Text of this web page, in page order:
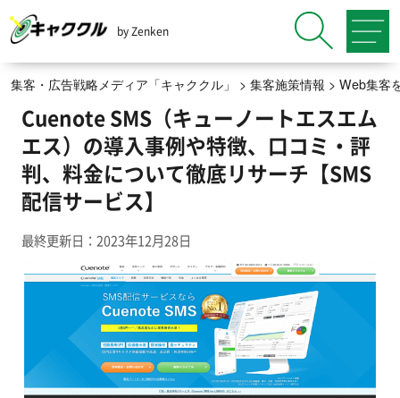
by Zenken
集客・広告戦略メディア「キャククル」 > 集客施策情報 > Web集客
Cuenote SMS（キューノートエスエム
エス）の導入事例や特徴、口コミ・評
判、料金について徹底リサーチ【SMS
配信サービス】
最終更新日：2023年12月28日